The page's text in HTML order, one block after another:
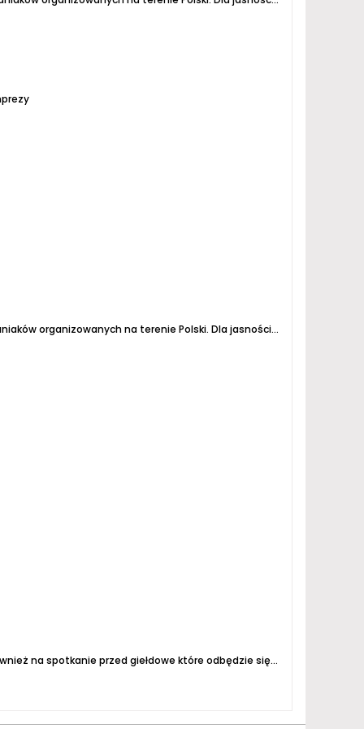
organizowanych na terenie Polski. Dla jasności podaję zasady:
Zapraszamy na XVI Elbląską Giełdę Birofilii która odbędzie się 12 listopada przy ul. Dębowej 1C "U Aktorów ". Zapraszamy również na spotkanie przed giełdowe które odbędzie się na miejscu giełdy 11 listopada tj. piątek godz.17. Startujemy o godz. 7 limitu czasowego u nas nie...